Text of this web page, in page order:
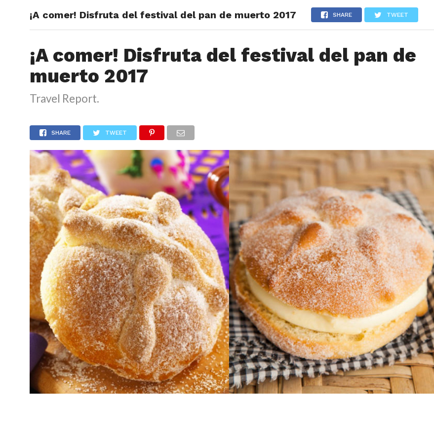
ARTÍCULOS REVIEWS EVENTOS GASTRONOMÍA NOTICIAS
¡A comer! Disfruta del festival del pan de muerto 2017 SHARE TWEET
¡A comer! Disfruta del festival del pan de
muerto 2017
Travel Report.
SHARE TWEET